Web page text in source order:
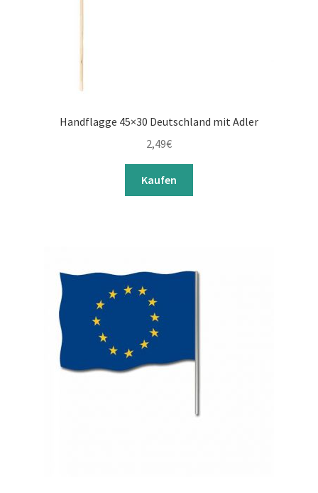
Handflagge 45×30 Deutschland mit Adler
2,49€
Kaufen